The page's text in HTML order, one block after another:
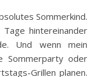
Sommerkind.
hintereinander
Und wenn mein
Sommerparty oder
Grillen planen.